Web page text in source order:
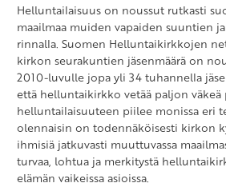
Helluntailaisuus on noussut rutkasti
maailmaa muiden vapaiden suuntien
rinnalla. Suomen Helluntaikirkkojen
kirkon seurakuntien jäsenmäärä on
2010-luvulle jopa yli 34 tuhannella
että helluntaikirkko vetää paljon väkeä
helluntailaisuuteen piilee monissa eri
olennaisin on todennäköisesti kirkon
ihmisiä jatkuvasti muuttuvassa
turvaa, lohtua ja merkitystä
elämän vaikeissa asioissa.